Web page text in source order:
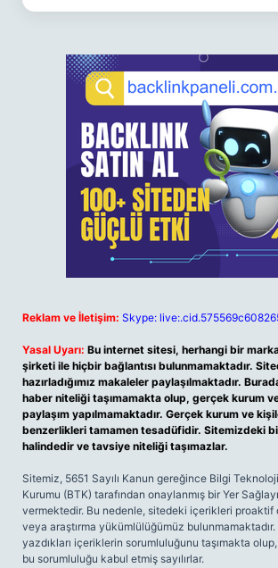
Reklam ve İletişim: Skype:
Yasal Uyarı: Bu internet sitesi, herhangi bir
şirketi ile hiçbir bağlantısı bulunmamaktadır.
hazırladığımız makaleler paylaşılmaktadır.
haber niteliği taşımamakta olup, gerçek kurum
paylaşım yapılmamaktadır. Gerçek kurum ve
benzerlikleri tamamen tesadüfidir. Sitemizdeki
halindedir ve tavsiye niteliği taşımazlar.
Sitemiz, 5651 Sayılı Kanun gereğince Bilgi
Kurumu (BTK) tarafından onaylanmış bir Yer
vermektedir. Bu nedenle, sitedeki içerikleri proaktif
veya araştırma yükümlülüğümüz
yazdıkları içeriklerin sorumluluğunu taşımakta
bu sorumluluğu kabul etmiş sayılırlar.